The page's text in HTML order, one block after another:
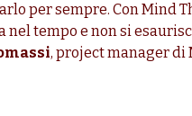
per sempre. Con Mind
tempo e non si
, project manager di